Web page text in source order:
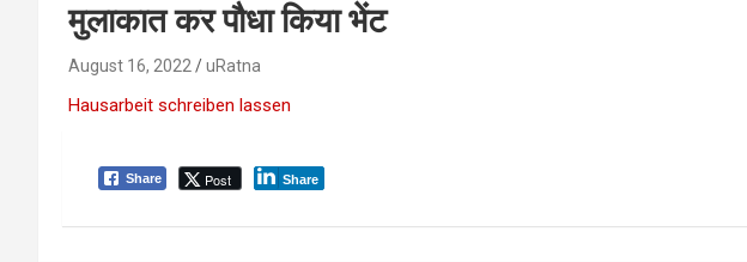
मुलाकात कर पौधा किया भेंट
August 16, 2022 uRatna
Hausarbeit schreiben lassen
Share Post Share